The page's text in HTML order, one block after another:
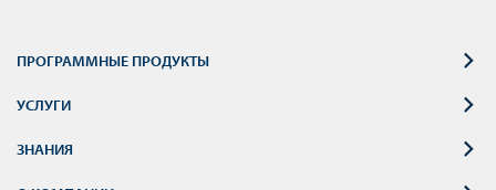
ПРОГРАММНЫЕ ПРОДУКТЫ
УСЛУГИ
ЗНАНИЯ